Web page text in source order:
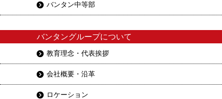
バンタン中等部
バンタングループについて
教育理念・代表挨拶
会社概要・沿革
ロケーション